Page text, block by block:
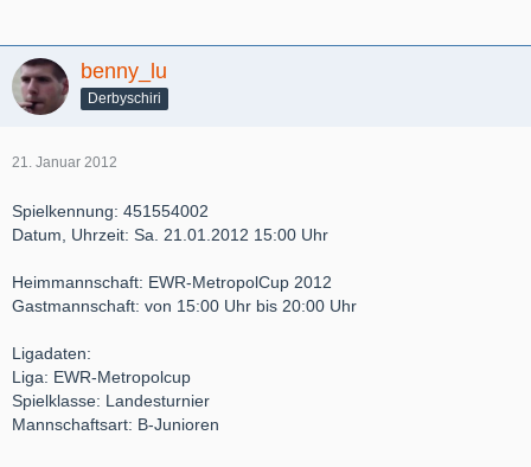
benny_lu
Derbyschiri
21. Januar 2012
Spielkennung: 451554002
Datum, Uhrzeit: Sa. 21.01.2012 15:00 Uhr
Heimmannschaft: EWR-MetropolCup 2012
Gastmannschaft: von 15:00 Uhr bis 20:00 Uhr
Ligadaten:
Liga: EWR-Metropolcup
Spielklasse: Landesturnier
Mannschaftsart: B-Junioren